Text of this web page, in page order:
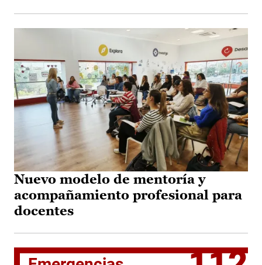
Nuevo modelo de mentoría y
acompañamiento profesional para
docentes